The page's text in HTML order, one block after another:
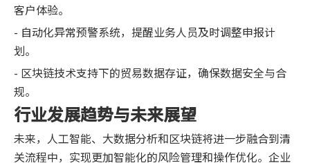
客户体验。
- 自动化异常预警系统，提醒业务人员及时调整申报计
划。
- 区块链技术支持下的贸易数据存证，确保数据安全与合
规。
行业发展趋势与未来展望
未来，人工智能、大数据分析和区块链将进一步融合到清
关流程中，实现更加智能化的风险管理和操作优化。企业